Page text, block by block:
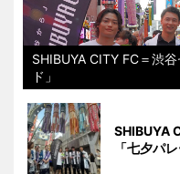
SHIBUYA CITY FC＝渋
ド」
SHIBUYA
「七夕パレ